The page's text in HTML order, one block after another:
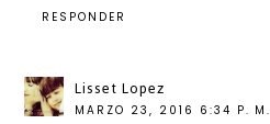
RESPONDER
Lisset Lopez
MARZO 23, 2016 6:34 P. M.